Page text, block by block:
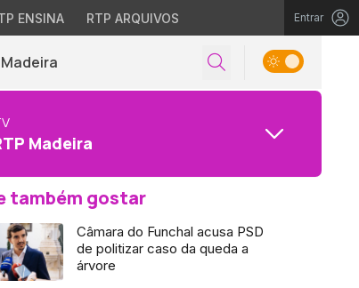
ENSINA RTP ARQUIVOS Entrar
Madeira
Madeira
também gostar
Câmara do Funchal acusa PSD
de politizar caso da queda a
árvore